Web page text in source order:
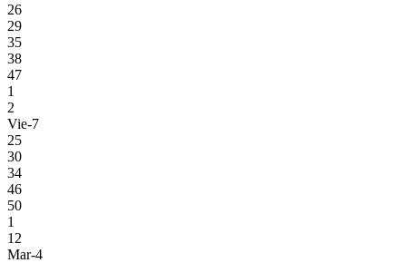
26
29
35
38
47
1
2
Vie-7
25
30
34
46
50
1
12
Mar-4